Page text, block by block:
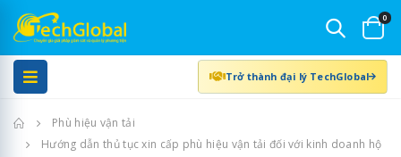
0
Trở thành đại lý TechGlobal
Trang chủPhù hiệu vận tải
Hướng dẫn thủ tục xin cấp phù hiệu vận tải đối với kinh doanh hộ